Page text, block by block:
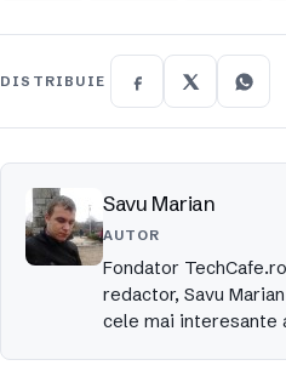
DISTRIBUIE
Savu Marian
AUTOR
Fondator
redactor, Savu
cele mai interesante